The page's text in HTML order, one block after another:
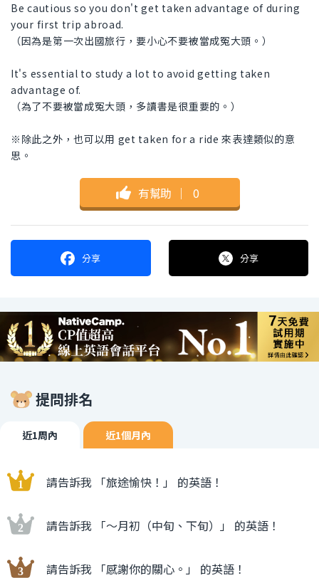
Be cautious so you don't get taken advantage of during
your first trip abroad.
（因為是第一次出國旅行，要小心不要被當成冤大頭。）
It's essential to study a lot to avoid getting taken
advantage of.
（為了不要被當成冤大頭，多讀書是很重要的。）
※除此之外，也可以用 get taken for a ride 來表達類似的意
思。
有幫助 ｜ 0
分享 分享
提問排名
近1周內 近1個月內
請告訴我 「旅途愉快！」 的英語！
請告訴我 「〜月初（中旬、下旬）」 的英語！
請告訴我 「感謝你的關心。」 的英語！